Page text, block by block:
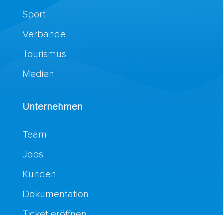
Sport
Verbände
Tourismus
Medien
Unternehmen
Team
Jobs
Kunden
Dokumentation